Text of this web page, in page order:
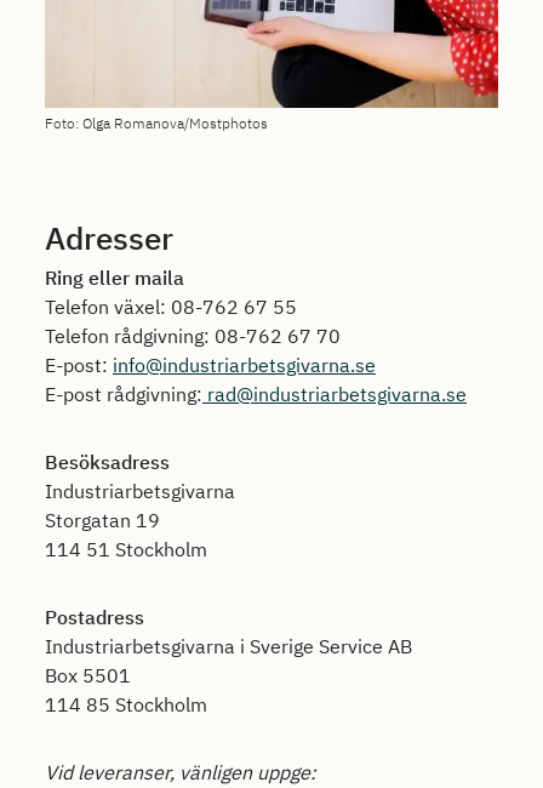
Foto: Olga Romanova/Mostphotos
Adresser
Ring eller maila
Telefon växel: 08-762 67 55
Telefon rådgivning: 08-762 67 70
E-post: info@industriarbetsgivarna.se
E-post rådgivning: rad@industriarbetsgivarna.se
Besöksadress
Industriarbetsgivarna
Storgatan 19
114 51 Stockholm
Postadress
Industriarbetsgivarna i Sverige Service AB
Box 5501
114 85 Stockholm
Vid leveranser, vänligen uppge: